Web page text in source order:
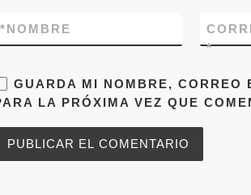
NOMBRE
*
*
GUARDA MI NOMBRE, CORREO
LA PRÓXIMA VEZ QUE